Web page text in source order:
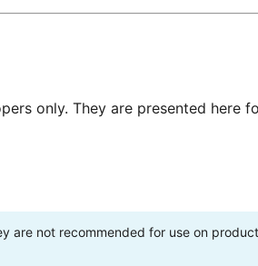
only. They are presented here
are not recommended for use on